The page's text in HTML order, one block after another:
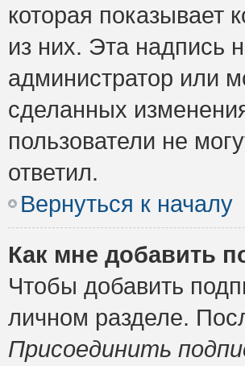
которая показывает
из них. Эта надпись
администратор или
сделанных
пользователи не
ответил.
Вернуться к началу
Как мне добавить
Чтобы добавить
личном разделе.
Присоединить